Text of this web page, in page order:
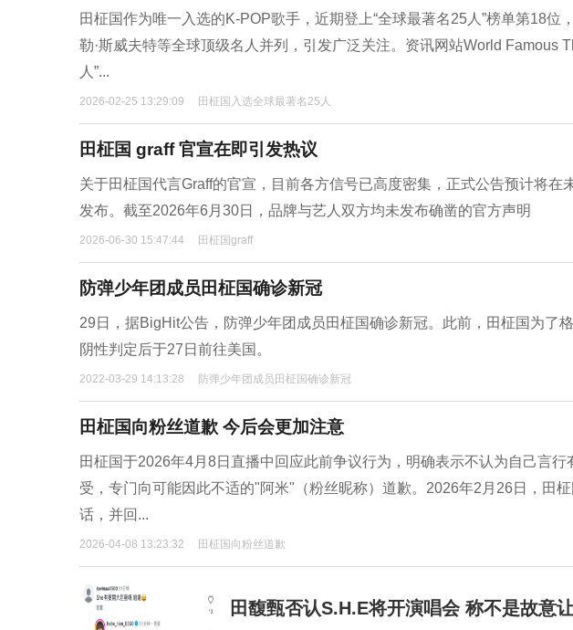
田柾国作为唯一入选的K-POP歌手，近期登上“全球最著名25人”榜单第18位
勒·斯威夫特等全球顶级名人并列，引发广泛关注。资讯网站World Famous
人”...
2026-02-25 13:29:09 田柾国入选全球最著名25人
田柾国 graff 官宣在即引发热议
关于田柾国代言Graff的官宣，目前各方信号已高度密集，正式公告预计将在
发布。截至2026年6月30日，品牌与艺人双方均未发布确凿的官方声明
2026-06-30 15:47:44 田柾国graff
防弹少年团成员田柾国确诊新冠
29日，据BigHit公告，防弹少年团成员田柾国确诊新冠。此前，田柾国为了
阴性判定后于27日前往美国。
2022-03-29 14:13:28 防弹少年团成员田柾国确诊新冠
田柾国向粉丝道歉 今后会更加注意
田柾国于2026年4月8日直播中回应此前争议行为，明确表示不认为自己言
受，专门向可能因此不适的"阿米"（粉丝昵称）道歉。2026年2月26日，田
话，并回...
2026-04-08 13:23:32 田柾国向粉丝道歉
田馥甄否认S.H.E将开演唱会 称不是故意